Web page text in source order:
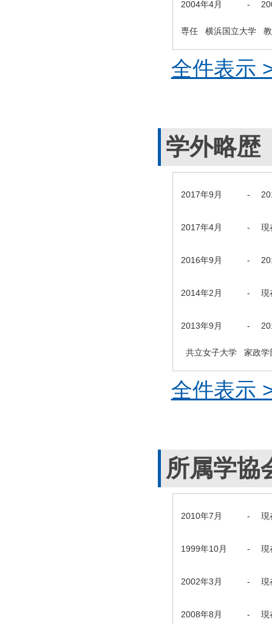
2004年4月 -
専任 横浜国立大学
全件表示
学外略歴
2017年9月 -
2017年4月 - 現
2016年9月 -
2014年2月 - 現
2013年9月 -
共立女子大学 家政学
全件表示
所属学協
2010年7月 - 現
1999年10月 - 現
2002年3月 - 現
2008年8月 - 現